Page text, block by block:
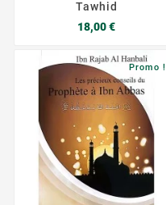
Tawhid
18,00 €Prix
Promo !